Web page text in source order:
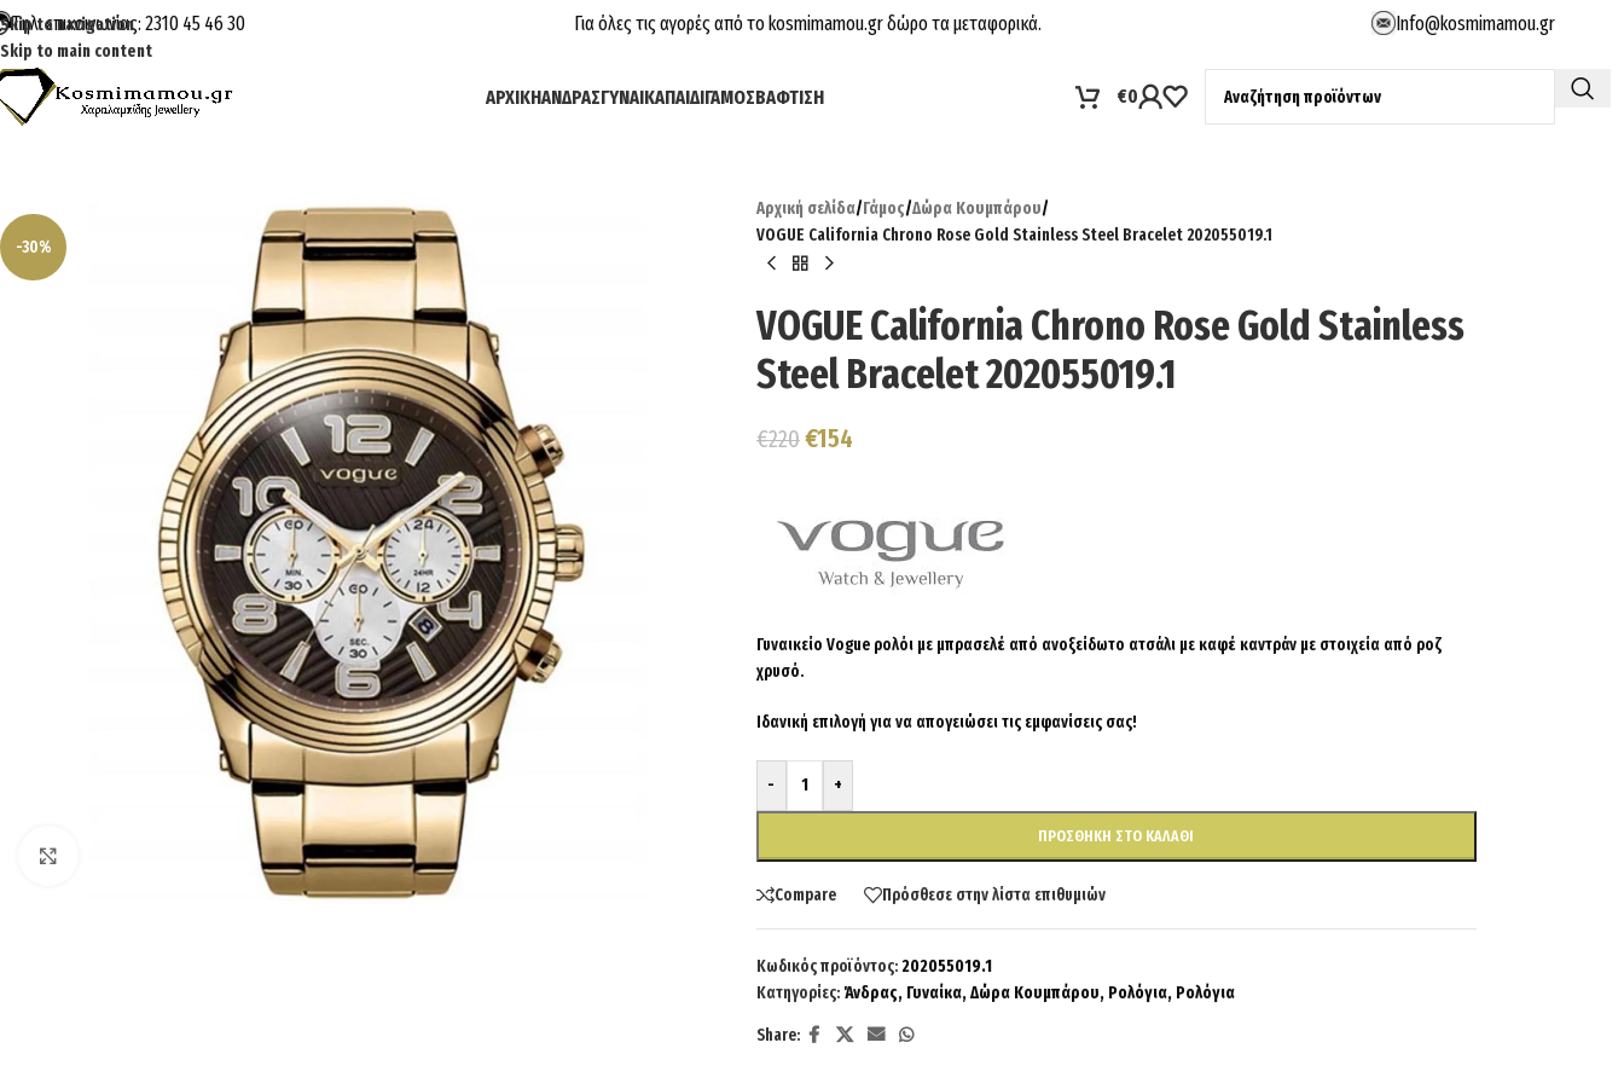
Skip to navigation
Skip to main content
Τηλ. επικοινωνίας: 2310 45 46 30 Για όλες τις αγορές από το kosmimamou.gr δώρο τα μεταφορικά. Info@kosmimamou.gr
ΑΡΧΙΚΉΆΝΔΡΑΣΓΥΝΑΊΚΑΠΑΙΔΊΓΆΜΟΣΒΆΦΤΙΣΗ €0
-30%
Αρχική σελίδα/Γάμος/Δώρα Κουμπάρου/
VOGUE California Chrono Rose Gold Stainless Steel Bracelet 202055019.1
VOGUE California Chrono Rose Gold Stainless
Steel Bracelet 202055019.1
€220€154
Γυναικείο Vogue ρολόι με μπρασελέ από ανοξείδωτο ατσάλι μεκαφέ καντράν με στοιχεία από ροζ
χρυσό.
Ιδανική επιλογή για να απογειώσει τις εμφανίσεις σας!
- +
ΠΡΟΣΘΉΚΗ ΣΤΟ ΚΑΛΆΘΙ
Compare Πρόσθεσε στην λίστα επιθυμιών
Κωδικός προϊόντος:202055019.1
Κατηγορίες: Άνδρας, Γυναίκα,Δώρα Κουμπάρου, Ρολόγια, Ρολόγια
Share: